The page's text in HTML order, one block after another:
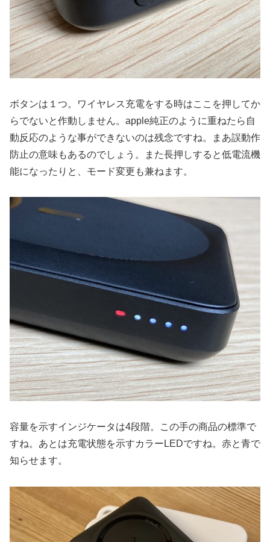
ボタンは１つ。ワイヤレス充電をする時はここを押してか
らでないと作動しません。apple純正のように重ねたら自
動反応のような事ができないのは残念ですね。まあ誤動作
防止の意味もあるのでしょう。また長押しすると低電流機
能になったりと、モード変更も兼ねます。
容量を示すインジケータは4段階。この手の商品の標準で
すね。あとは充電状態を示すカラーLEDですね。赤と青で
知らせます。